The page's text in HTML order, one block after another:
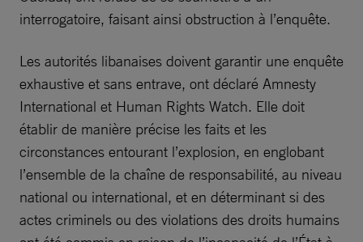
interrogatoire, faisant ainsi obstruction à l’enquête.
Les autorités libanaises doivent garantir une enquête
exhaustive et sans entrave, ont déclaré Amnesty
International et Human Rights Watch. Elle doit
établir de manière précise les faits et les
circonstances entourant l’explosion, en englobant
l’ensemble de la chaîne de responsabilité, au niveau
national ou international, et en déterminant si des
actes criminels ou des violations des droits humains